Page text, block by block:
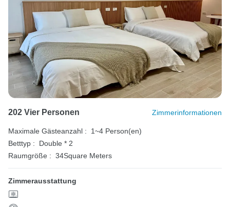
202 Vier Personen Zimmerinformationen
Maximale Gästeanzahl :
1~4 Person(en)
Betttyp :
Double * 2
Raumgröße : 34Square Meters
Zimmerausstattung